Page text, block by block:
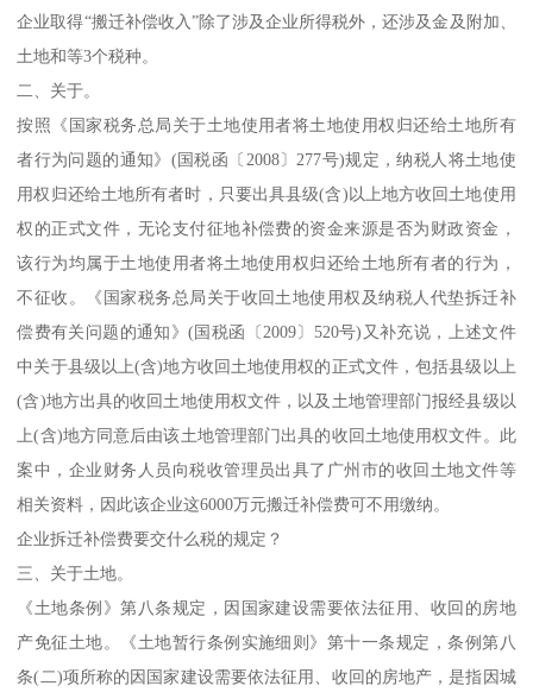
企业取得“搬迁补偿收入”除了涉及企业所得税外，还涉及金及附加、
土地和等3个税种。
二、关于。
按照《国家税务总局关于土地使用者将土地使用权归还给土地所有
者行为问题的通知》(国税函〔2008〕277号)规定，纳税人将土地使
用权归还给土地所有者时，只要出具县级(含)以上地方收回土地使用
权的正式文件，无论支付征地补偿费的资金来源是否为财政资金，
该行为均属于土地使用者将土地使用权归还给土地所有者的行为，
不征收。《国家税务总局关于收回土地使用权及纳税人代垫拆迁补
偿费有关问题的通知》(国税函〔2009〕520号)又补充说，上述文件
中关于县级以上(含)地方收回土地使用权的正式文件，包括县级以上
(含)地方出具的收回土地使用权文件，以及土地管理部门报经县级以
上(含)地方同意后由该土地管理部门出具的收回土地使用权文件。此
案中，企业财务人员向税收管理员出具了广州市的收回土地文件等
相关资料，因此该企业这6000万元搬迁补偿费可不用缴纳。
企业拆迁补偿费要交什么税的规定？
三、关于土地。
《土地条例》第八条规定，因国家建设需要依法征用、收回的房地
产免征土地。《土地暂行条例实施细则》第十一条规定，条例第八
条(二)项所称的因国家建设需要依法征用、收回的房地产，是指因城